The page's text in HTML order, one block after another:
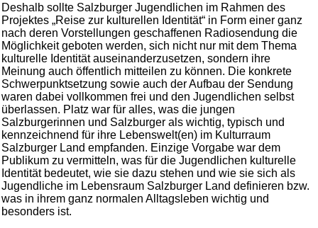
Deshalb sollte Salzburger Jugendlichen im Rahmen des
Projektes „Reise zur kulturellen Identität“ in Form einer ganz
nach deren Vorstellungen geschaffenen Radiosendung die
Möglichkeit geboten werden, sich nicht nur mit dem Thema
kulturelle Identität auseinanderzusetzen, sondern ihre
Meinung auch öffentlich mitteilen zu können. Die konkrete
Schwerpunktsetzung sowie auch der Aufbau der Sendung
waren dabei vollkommen frei und den Jugendlichen selbst
überlassen. Platz war für alles, was die jungen
Salzburgerinnen und Salzburger als wichtig, typisch und
kennzeichnend für ihre Lebenswelt(en) im Kulturraum
Salzburger Land empfanden. Einzige Vorgabe war dem
Publikum zu vermitteln, was für die Jugendlichen kulturelle
Identität bedeutet, wie sie dazu stehen und wie sie sich als
Jugendliche im Lebensraum Salzburger Land definieren bzw.
was in ihrem ganz normalen Alltagsleben wichtig und
besonders ist.